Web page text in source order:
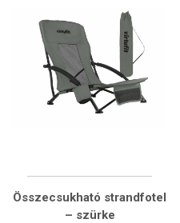
Összecsukható strandfotel
– szürke